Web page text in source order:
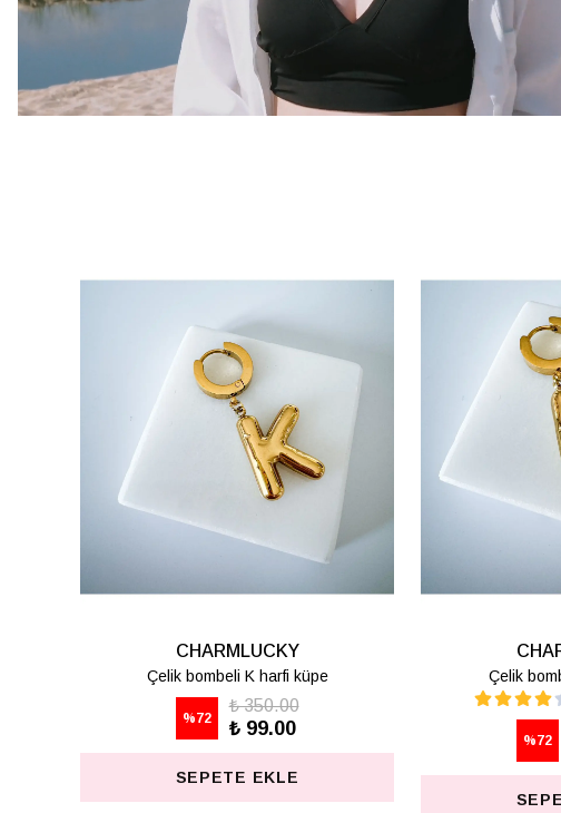
CHARMLUCKY
Çelik bombeli Z harfi küpe
% 72
₺ 350.00
₺ 99.00
SEPETE EKLE